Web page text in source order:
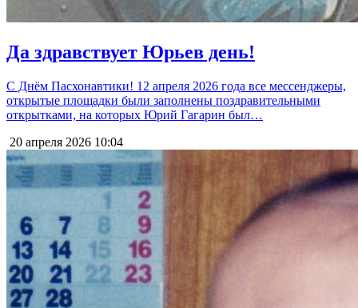
Да здравствует Юрьев день!
С Днём Пасхонавтики! 12 апреля 2026 года все мессенджеры,
открытые площадки были заполнены поздравительными
открытками, на которых Юрий Гагарин был…
20 апреля 2026 10:04